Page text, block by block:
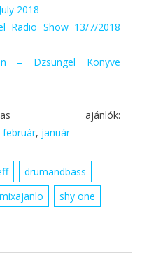
2018
Radio Show 13/7/2018
– Dzsungel Konyve
as ajánlók:
február, január
drumandbass
mixajanlo
shy one